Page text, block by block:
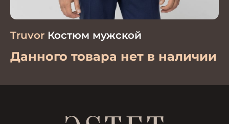
Truvor Костюм мужской
Данного товара нет в наличии